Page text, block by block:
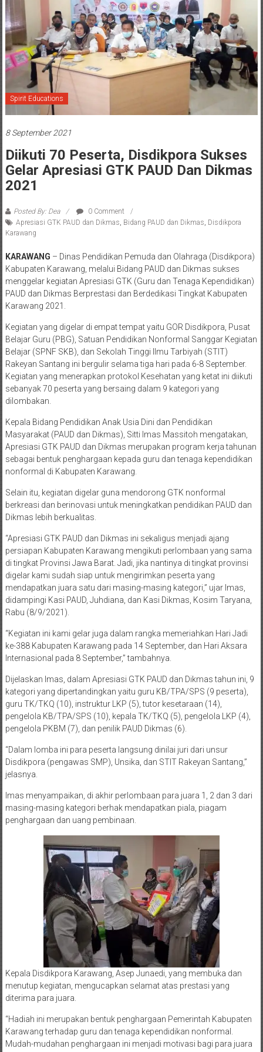
Spirit Educations
8 September 2021
Diikuti 70 Peserta, Disdikpora Sukses
Gelar Apresiasi GTK PAUD Dan Dikmas
2021
Posted By: Dea
0 Comment
Apresiasi GTK PAUD dan Dikmas, Bidang PAUD dan Dikmas, Disdikpora
Karawang
KARAWANG – Dinas Pendidikan Pemuda dan Olahraga (Disdikpora)
Kabupaten Karawang, melalui Bidang PAUD dan Dikmas sukses
menggelar kegiatan Apresiasi GTK (Guru dan Tenaga Kependidikan)
PAUD dan Dikmas Berprestasi dan Berdedikasi Tingkat Kabupaten
Karawang 2021.
Kegiatan yang digelar di empat tempat yaitu GOR Disdikpora, Pusat
Belajar Guru (PBG), Satuan Pendidikan Nonformal Sanggar Kegiatan
Belajar (SPNF SKB), dan Sekolah Tinggi Ilmu Tarbiyah (STIT)
Rakeyan Santang ini bergulir selama tiga hari pada 6-8 September.
Kegiatan yang menerapkan protokol Kesehatan yang ketat ini diikuti
sebanyak 70 peserta yang bersaing dalam 9 kategori yang
dilombakan.
Kepala Bidang Pendidikan Anak Usia Dini dan Pendidikan
Masyarakat (PAUD dan Dikmas), Sitti Imas Massitoh mengatakan,
Apresiasi GTK PAUD dan Dikmas merupakan program kerja tahunan
sebagai bentuk penghargaan kepada guru dan tenaga kependidikan
nonformal di Kabupaten Karawang.
Selain itu, kegiatan digelar guna mendorong GTK nonformal
berkreasi dan berinovasi untuk meningkatkan pendidikan PAUD dan
Dikmas lebih berkualitas.
“Apresiasi GTK PAUD dan Dikmas ini sekaligus menjadi ajang
persiapan Kabupaten Karawang mengikuti perlombaan yang sama
di tingkat Provinsi Jawa Barat. Jadi, jika nantinya di tingkat provinsi
digelar kami sudah siap untuk mengirimkan peserta yang
mendapatkan juara satu dari masing-masing kategori,” ujar Imas,
didampingi Kasi PAUD, Juhdiana, dan Kasi Dikmas, Kosim Taryana,
Rabu (8/9/2021).
“Kegiatan ini kami gelar juga dalam rangka memeriahkan Hari Jadi
ke-388 Kabupaten Karawang pada 14 September, dan Hari Aksara
Internasional pada 8 September,” tambahnya.
Dijelaskan Imas, dalam Apresiasi GTK PAUD dan Dikmas tahun ini, 9
kategori yang dipertandingkan yaitu guru KB/TPA/SPS (9 peserta),
guru TK/TKQ (10), instruktur LKP (5), tutor kesetaraan (14),
pengelola KB/TPA/SPS (10), kepala TK/TKQ (5), pengelola LKP (4),
pengelola PKBM (7), dan penilik PAUD Dikmas (6).
“Dalam lomba ini para peserta langsung dinilai juri dari unsur
Disdikpora (pengawas SMP), Unsika, dan STIT Rakeyan Santang,”
jelasnya.
Imas menyampaikan, di akhir perlombaan para juara 1, 2 dan 3 dari
masing-masing kategori berhak mendapatkan piala, piagam
penghargaan dan uang pembinaan.
Kepala Disdikpora Karawang, Asep Junaedi, yang membuka dan
menutup kegiatan, mengucapkan selamat atas prestasi yang
diterima para juara.
“Hadiah ini merupakan bentuk penghargaan Pemerintah Kabupaten
Karawang terhadap guru dan tenaga kependidikan nonformal.
Mudah-mudahan penghargaan ini menjadi motivasi bagi para juara